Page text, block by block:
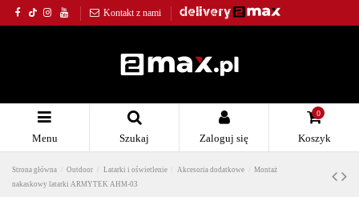
Kontakt z nami
Menu Szukaj Zaloguj się
0
Koszyk
Strona główna Outdoor Latarki i oświetlenie Akcesoria dodatkowe
Montaż
nakaskowy latarki ARMYTEK AHM-03